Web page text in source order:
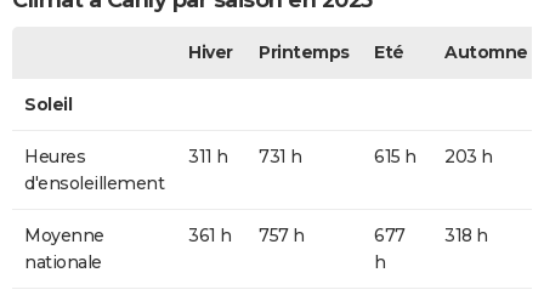
Hiver Printemps Eté Automne
Soleil
Heures
d'ensoleillement
311 h 731 h 615 h 203 h
Moyenne
nationale
361 h 757 h
677
h
318 h